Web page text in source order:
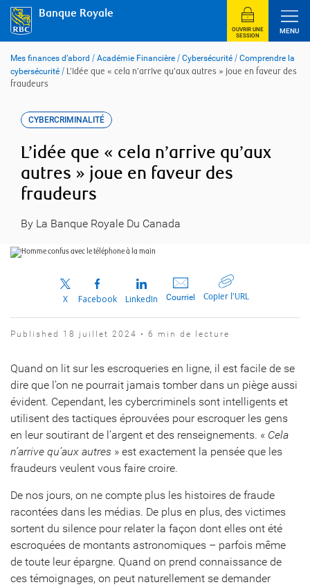
content
Banque Royale
OUVRIR UNE
SESSION
MENU
Mes finances d’abord / Académie Financière / Cybersécurité / Comprendre la
cybersécurité / L’idée que « cela n’arrive qu’aux autres » joue en faveur des
fraudeurs
CYBERCRIMINALITÉ
L’idée que « cela n’arrive qu’aux
autres » joue en faveur des
fraudeurs
By La Banque Royale Du Canada
X Facebook LinkedIn Courriel Copier l’URL
Published 18 juillet 2024 • 6 min de lecture
Quand on lit sur les escroqueries en ligne, il est facile de se
dire que l’on ne pourrait jamais tomber dans un piège aussi
évident. Cependant, les cybercriminels sont intelligents et
utilisent des tactiques éprouvées pour escroquer les gens
en leur soutirant de l’argent et des renseignements. « Cela
n’arrive qu’aux autres » est exactement la pensée que les
fraudeurs veulent vous faire croire.
De nos jours, on ne compte plus les histoires de fraude
racontées dans les médias. De plus en plus, des victimes
sortent du silence pour relater la façon dont elles ont été
escroquées de montants astronomiques – parfois même
de toute leur épargne. Quand on prend connaissance de
ces témoignages, on peut naturellement se demander